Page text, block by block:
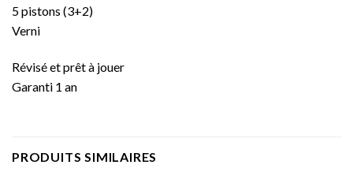
5 pistons (3+2)
Verni
Révisé et prêt à jouer
Garanti 1 an
PRODUITS SIMILAIRES